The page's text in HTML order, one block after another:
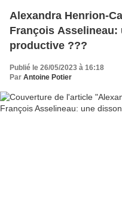
Alexandra Henrion-
François Asselineau:
productive ???
Publié le 26/05/2023 à 16:18
Par Antoine Potier